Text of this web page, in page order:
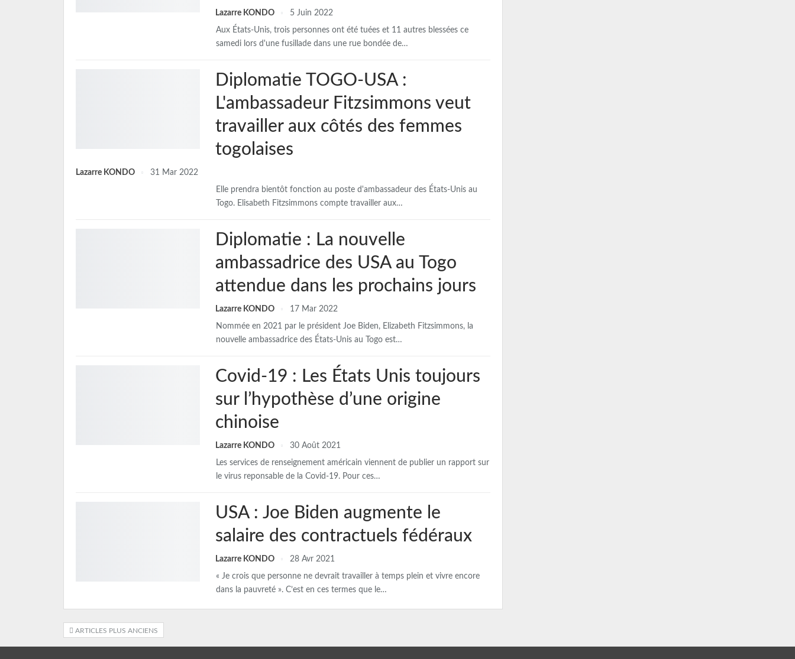
Lazarre KONDO 5 Juin 2022
Aux États-Unis, trois personnes ont été tuées et 11 autres blessées ce
samedi lors d'une fusillade dans une rue bondée de…
Diplomatie TOGO-USA :
L'ambassadeur Fitzsimmons veut
travailler aux côtés des femmes
togolaises
Lazarre KONDO 31 Mar 2022
Elle prendra bientôt fonction au poste d'ambassadeur des États-Unis au
Togo. Elisabeth Fitzsimmons compte travailler aux…
Diplomatie : La nouvelle
ambassadrice des USA au Togo
attendue dans les prochains jours
Lazarre KONDO 17 Mar 2022
Nommée en 2021 par le président Joe Biden, Elizabeth Fitzsimmons, la
nouvelle ambassadrice des États-Unis au Togo est…
Covid-19 : Les États Unis toujours
sur l’hypothèse d’une origine
chinoise
Lazarre KONDO 30 Août 2021
Les services de renseignement américain viennent de publier un rapport sur
le virus reponsable de la Covid-19. Pour ces…
USA : Joe Biden augmente le
salaire des contractuels fédéraux
Lazarre KONDO 28 Avr 2021
« Je crois que personne ne devrait travailler à temps plein et vivre encore
dans la pauvreté ». C’est en ces termes que le…
ARTICLES PLUS ANCIENS